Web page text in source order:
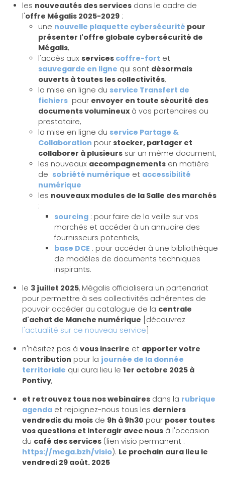
les nouveautés des services dans le cadre de
l'offre Mégalis 2025-2029 :
une nouvelle plaquette cybersécurité pour
présenter l'offre globale cybersécurité de
Mégalis,
l'accès aux services coffre-fort et
sauvegarde en ligne qui sont désormais
ouverts à toutes les collectivités,
la mise en ligne du service Transfert de
fichiers pour envoyer en toute sécurité des
documents volumineux à vos partenaires ou
prestataire,
la mise en ligne du service Partage &
Collaboration pour stocker, partager et
collaborer à plusieurs sur un même document,
les nouveaux accompagnements en matière
de sobriété numérique et accessibilité
numérique
les nouveaux modules de la Salle des marchés
:
sourcing : pour faire de la veille sur vos
marchés et accéder à un annuaire des
fournisseurs potentiels,
base DCE : pour accéder à une bibliothèque
de modèles de documents techniques
inspirants.
le 3 juillet 2025, Mégalis officialisera un partenariat
pour permettre à ses collectivités adhérentes de
pouvoir accéder au catalogue de la centrale
d'achat de Manche numérique [découvrez
l'actualité sur ce nouveau service
n'hésitez pas à vous inscrire et apporter votre
contribution pour la journée de la donnée
territoriale qui aura lieu le 1er octobre 2025 à
Pontivy,
et retrouvez tous nos webinaires dans la rubrique
agenda et rejoignez-nous tous les derniers
vendredis du mois de 9h à 9h30 pour poser toutes
vos questions et interagir avec nous à l'occasion
du café des services (lien visio permanent :
https://mega.bzh/visio). Le prochain aura lieu le
vendredi 29 août. 2025